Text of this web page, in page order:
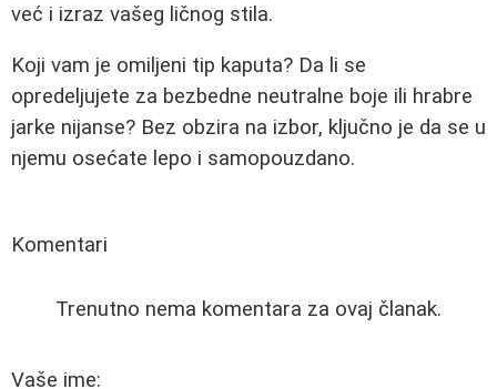
već i izraz vašeg ličnog stila.
Koji vam je omiljeni tip kaputa? Da li se
opredeljujete za bezbedne neutralne boje ili hrabre
jarke nijanse? Bez obzira na izbor, ključno je da se u
njemu osećate lepo i samopouzdano.
Komentari
Trenutno nema komentara za ovaj članak.
Vaše ime: